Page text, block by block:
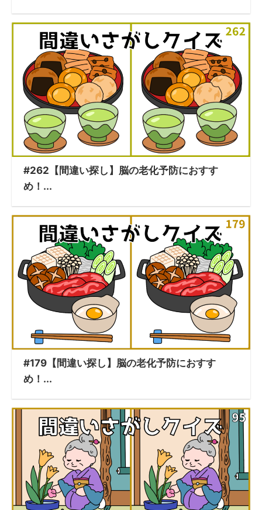
#262【間違い探し】脳の老化予防におすす
め！...
#179【間違い探し】脳の老化予防におすす
め！...